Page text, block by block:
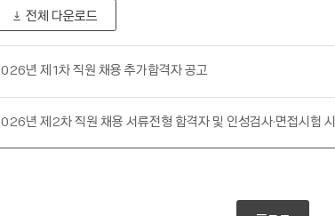
전체 다운로드
년 제1차 직원 채용 추가합격자 공고
년 제2차 직원 채용 서류전형 합격자 및 인성검사·면접시험